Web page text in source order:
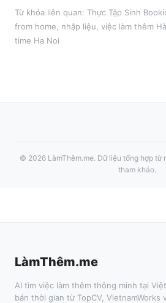
Từ khóa liên quan: Thực Tập Sinh
from home, nhập liệu , việc làm thêm
time Ha Noi
© 2026 LàmThêm.me. Dữ liệu tổng hợp từ
tham khảo.
LàmThêm.me
AI tìm việc làm thêm thông minh tại
bán thời gian từ TopCV, VietnamWorks